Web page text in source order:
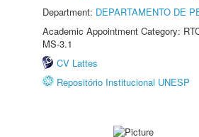
Department: DEPARTAMENTO DE
Academic Appointment Category:
MS-3.1
CV Lattes
Repositório Institucional UNESP